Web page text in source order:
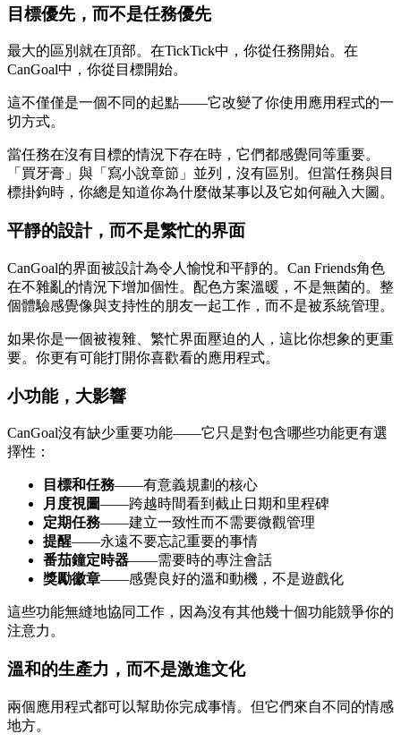
目標優先，而不是任務優先
最大的區別就在頂部。在TickTick中，你從任務開始。在
CanGoal中，你從目標開始。
這不僅僅是一個不同的起點——它改變了你使用應用程式的一
切方式。
當任務在沒有目標的情況下存在時，它們都感覺同等重要。
「買牙膏」與「寫小說章節」並列，沒有區別。但當任務與目
標掛鉤時，你總是知道你為什麼做某事以及它如何融入大圖。
平靜的設計，而不是繁忙的界面
CanGoal的界面被設計為令人愉悅和平靜的。Can Friends角色
在不雜亂的情況下增加個性。配色方案溫暖，不是無菌的。整
個體驗感覺像與支持性的朋友一起工作，而不是被系統管理。
如果你是一個被複雜、繁忙界面壓迫的人，這比你想象的更重
要。你更有可能打開你喜歡看的應用程式。
小功能，大影響
CanGoal沒有缺少重要功能——它只是對包含哪些功能更有選
擇性：
目標和任務——有意義規劃的核心
月度視圖——跨越時間看到截止日期和里程碑
定期任務——建立一致性而不需要微觀管理
提醒——永遠不要忘記重要的事情
番茄鐘定時器——需要時的專注會話
獎勵徽章——感覺良好的溫和動機，不是遊戲化
這些功能無縫地協同工作，因為沒有其他幾十個功能競爭你的
注意力。
溫和的生產力，而不是激進文化
兩個應用程式都可以幫助你完成事情。但它們來自不同的情感
地方。